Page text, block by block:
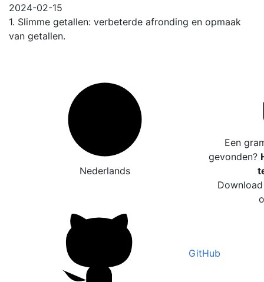
2024-02-15
1. Slimme getallen: verbeterde afronding en opmaak
van getallen.
Nederlands
Een
gevonden?
GitHub